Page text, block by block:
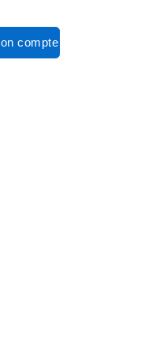
compte